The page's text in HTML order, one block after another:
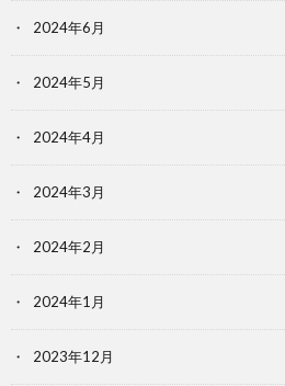
2024年6月
2024年5月
2024年4月
2024年3月
2024年2月
2024年1月
2023年12月